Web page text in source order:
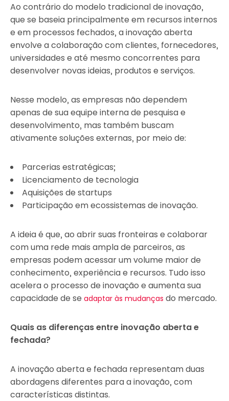
Ao contrário do modelo tradicional de inovação,
que se baseia principalmente em recursos internos
e em processos fechados, a inovação aberta
envolve a colaboração com clientes, fornecedores,
universidades e até mesmo concorrentes para
desenvolver novas ideias, produtos e serviços.
Nesse modelo, as empresas não dependem
apenas de sua equipe interna de pesquisa e
desenvolvimento, mas também buscam
ativamente soluções externas, por meio de:
Parcerias estratégicas;
Licenciamento de tecnologia
Aquisições de startups
Participação em ecossistemas de inovação.
A ideia é que, ao abrir suas fronteiras e colaborar
com uma rede mais ampla de parceiros, as
empresas podem acessar um volume maior de
conhecimento, experiência e recursos. Tudo isso
acelera o processo de inovação e aumenta sua
capacidade de se adaptar às mudanças do mercado.
Quais as diferenças entre inovação aberta e
fechada?
A inovação aberta e fechada representam duas
abordagens diferentes para a inovação, com
características distintas.